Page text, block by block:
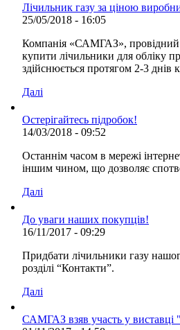
Лічильник газу за ціною
25/05/2018 - 16:05
Компанія «САМГАЗ», провідний
купити лічильники для обліку
здійснюється протягом 2-3
Далі
Остерігайтесь підробок!
14/03/2018 - 09:52
Останнім часом в мережі
іншим чином, що дозволяє
Далі
До уваги наших покупців!
16/11/2017 - 09:29
Придбати лічильники газу
розділі “Контакти”.
Далі
САМГАЗ взяв участь у виставці